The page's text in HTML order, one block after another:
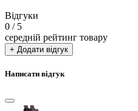
Відгуки
0 / 5
середній рейтинг товару
+ Додати відгук
Написати відгук